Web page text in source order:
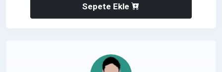
Sepete Ekle